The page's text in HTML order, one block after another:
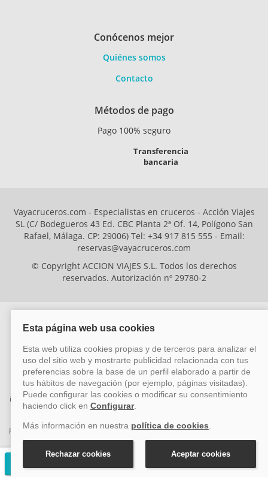
Conócenos mejor
Quiénes somos
Contacto
Métodos de pago
Pago 100% seguro
Transferencia
bancaria
Vayacruceros.com - Especialistas en cruceros - Acción Viajes
SL (C/ Bodegueros 43 Ed. CBC Planta 2ª Of. 14, Polígono San
Rafael, Málaga. CP: 29006) Tel: +34 917 815 555 - Email:
reservas@vayacruceros.com
© Copyright ACCION VIAJES S.L. Todos los derechos
reservados. Autorización nº 29780-2
ACCION VIAJES SL ha sido beneficiaria del Fondo Europeo de Desarrollo
Regional (FEDER), cuyo objetivo es mejorar la competitividad de las pymes
mediante el impulso de la innovación, el desarrollo tecnológico, la
investigación de calidad y el uso seguro y fiable del ciberespacio. Gracias a
esta financiación, la empresa ha puesto en marcha un Plan de Acción
promoviendo la innovación y la ciberseguridad. Para ello, ha contado con el
apoyo de los programas Pyme Innova y Pyme Cibersegura de la Cámara
de Comercio de Málaga. #EuropaSeSiente